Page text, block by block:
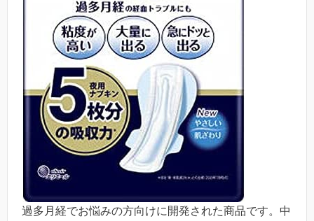
過多月経でお悩みの方向けに開発された商品です。中